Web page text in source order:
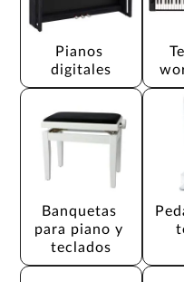
Pianos
digitales
Banquetas
para piano y
teclados